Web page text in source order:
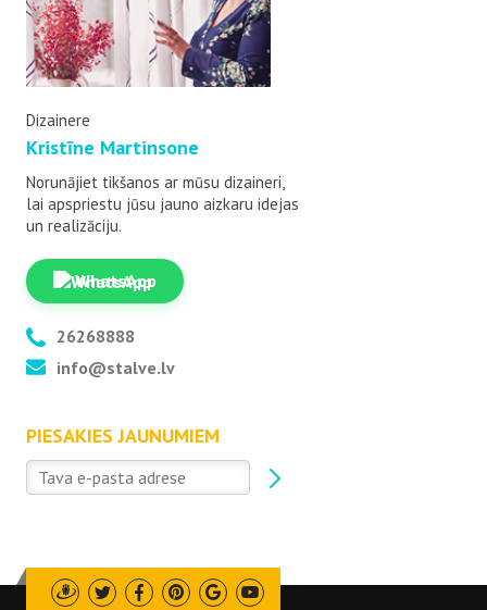
Dizainere
Kristīne Martinsone
Norunājiet tikšanos ar mūsu dizaineri,
lai apspriestu jūsu jauno aizkaru idejas
un realizāciju.
WhatsApp
26268888
info@stalve.lv
PIESAKIES JAUNUMIEM
Draugiem
TwitterFacebookPinterest
GoogleYoutube